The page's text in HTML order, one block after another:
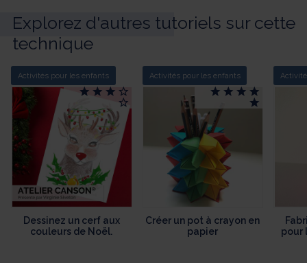
Explorez d'autres tutoriels sur cette
technique
Activités pour les enfants
Dessinez un cerf aux
couleurs de Noël.
Activités pour les enfants
Créer un pot à crayon en
papier
pour